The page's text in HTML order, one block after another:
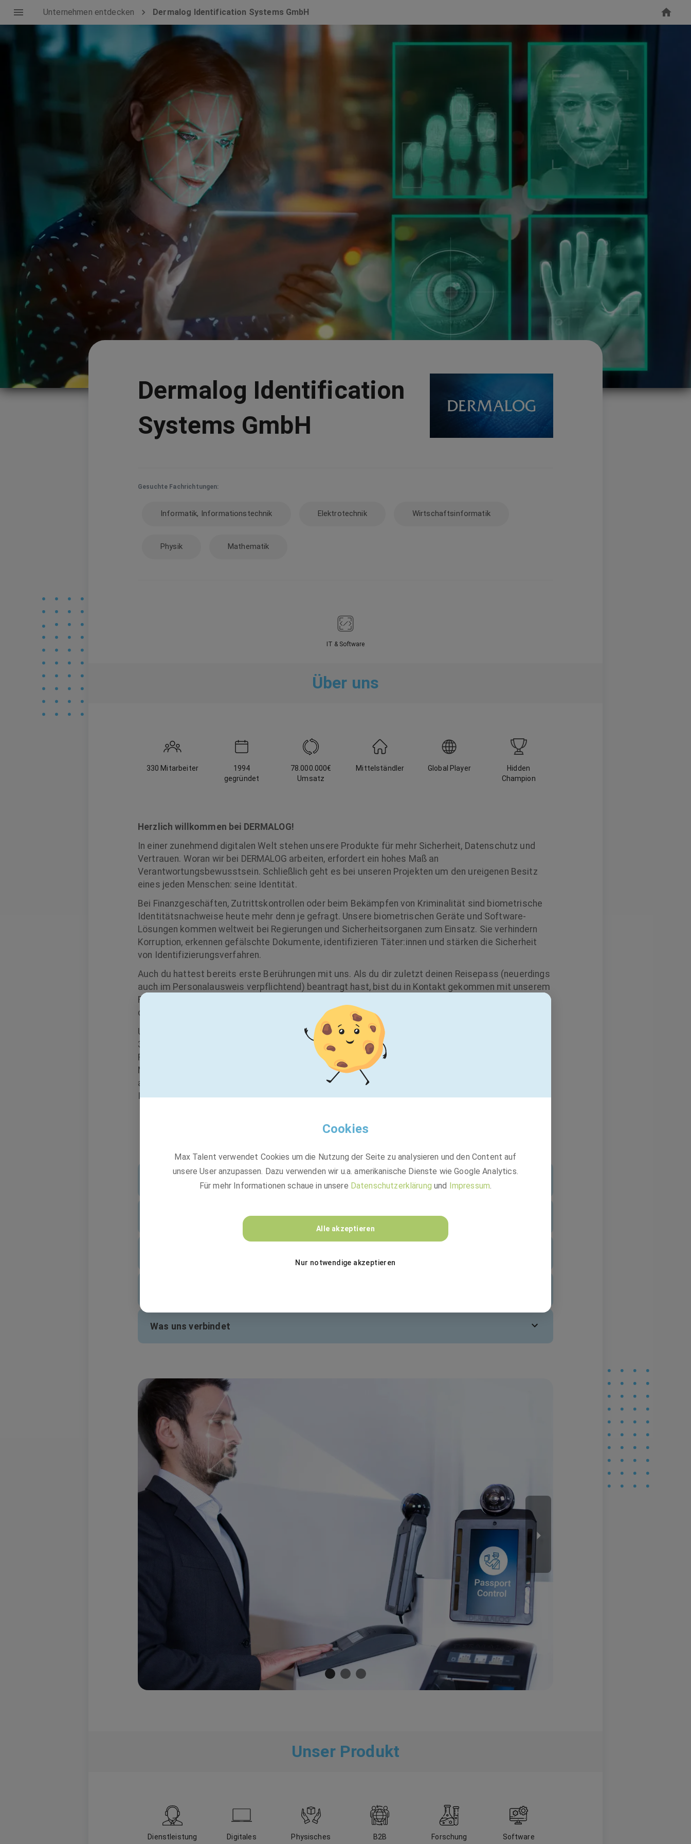
Unternehmen entdecken Dermalog Identification Systems GmbH
Dermalog Identification
Systems GmbH
Gesuchte Fachrichtungen:
Informatik, Informationstechnik Elektrotechnik Wirtschaftsinformatik
Physik Mathematik
IT & Software
Über uns
330 Mitarbeiter
1994
gegründet
78.000.000€
Umsatz
Mittelständler Global Player
Hidden
Champion
Herzlich willkommen bei DERMALOG!
In einer zunehmend digitalen Welt stehen unsere Produkte für mehr Sicherheit, Datenschutz und
Vertrauen. Woran wir bei DERMALOG arbeiten, erfordert ein hohes Maß an
Verantwortungsbewusstsein. Schließlich geht es bei unseren Projekten um den ureigenen Besitz
eines jeden Menschen: seine Identität.
Bei Finanzgeschäften, Zutrittskontrollen oder beim Bekämpfen von Kriminalität sind biometrische
Identitätsnachweise heute mehr denn je gefragt. Unsere biometrischen Geräte und Software-
Lösungen kommen weltweit bei Regierungen und Sicherheitsorganen zum Einsatz. Sie verhindern
Korruption, erkennen gefälschte Dokumente, identifizieren Täter:innen und stärken die Sicherheit
von Identifizierungsverfahren.
Auch du hattest bereits erste Berührungen mit uns. Als du dir zuletzt deinen Reisepass (neuerdings
auch im Personalausweis verpflichtend) beantragt hast, bist du in Kontakt gekommen mit unserem
Fingerabdruck-Scanner ZF1+, oder beim Einreisen z.B. in deinem letzten Urlaub in Thailand, wo du
durch eines unserer Grenzkontrollsysteme gelaufen bist.
Unser Ziel ist es die Welt ein Stück weit sicherer zu machen. Wir sind ein junges Team (insgesamt
330 Mitarbeiter:innen weltweit, davon 275 in Hamburg) mit Menschen aus den verschiedensten
Fachrichtungen. Entwickler:innen, Wissenschaftler:innen, Techniker:innen, Vertriebsexpert:innen,
Mediengestalter:innen, Werkstudenten:innen, Azubis, Quereinsteiger:innen und noch viel mehr – wir
alle arbeiten bei DERMALOG und leisten gemeinsam unseren Beitrag für einen zeitgemäßen
Identitätsschutz. Wir treiben Biometrie-Innovationen voran; werde auch du Teil unseres Teams!
Was dich erwartet
Was uns verbindet
Unser Produkt
Dienstleistung
Digitales
Physisches
B2B Forschung Software
Cookies
Max Talent verwendet Cookies um die Nutzung der Seite zu analysieren und den Content auf
unsere User anzupassen. Dazu verwenden wir u.a. amerikanische Dienste wie Google Analytics.
Für mehr Informationen schaue in unsere Datenschutzerklärung und Impressum.
Alle akzeptieren
Nur notwendige akzeptieren